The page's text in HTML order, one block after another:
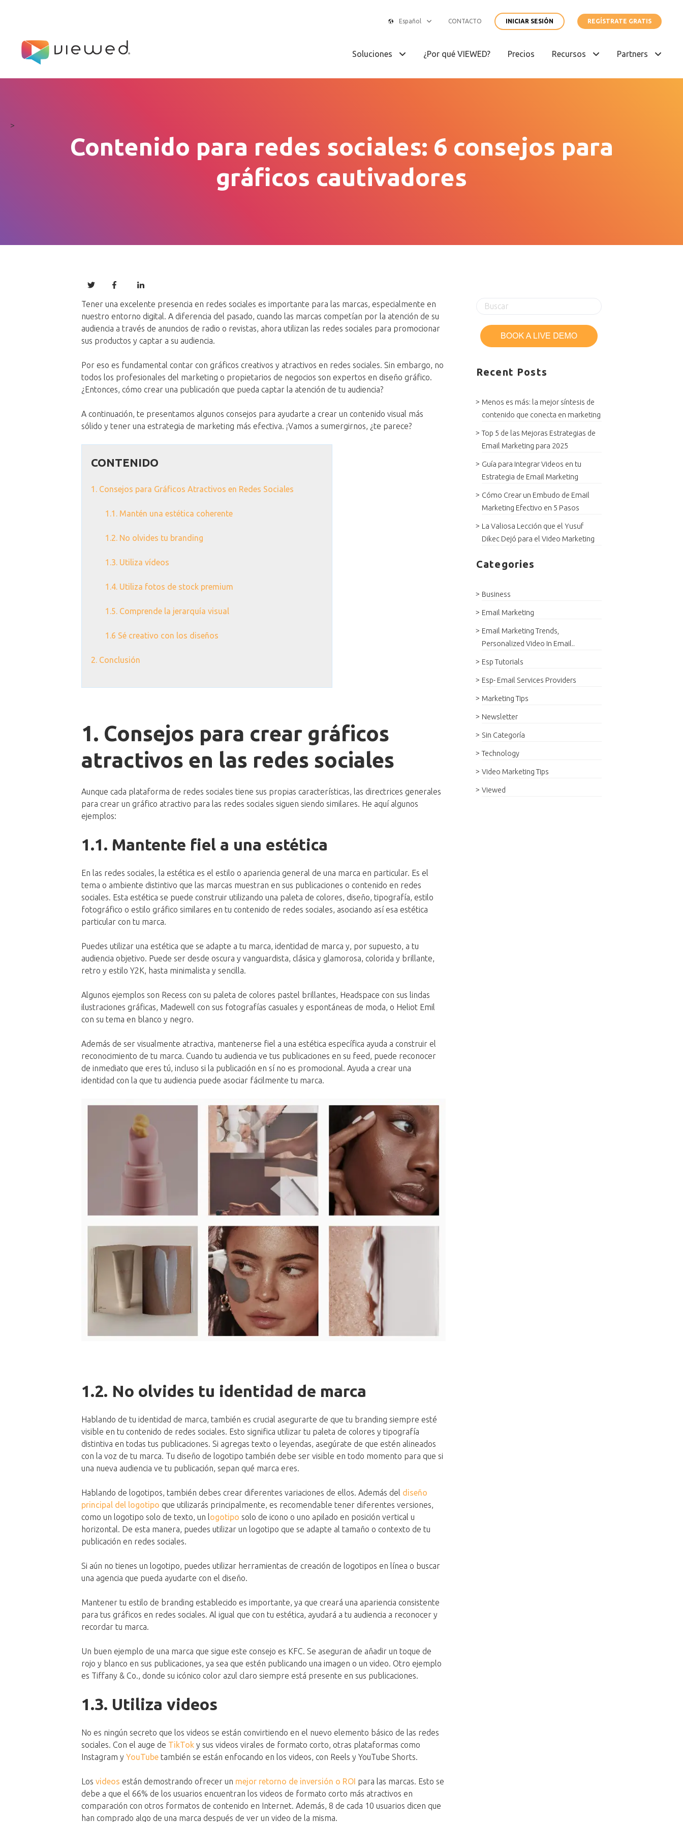
Español CONTACTO INICIAR SESIÓN REGÍSTRATE GRATIS
Soluciones ¿Por qué VIEWED? Precios Recursos Partners
>
Contenido para redes sociales: 6 consejos para
gráficos cautivadores
Tener una excelente presencia en redes sociales es importante para las marcas, especialmente en
nuestro entorno digital. A diferencia del pasado, cuando las marcas competían por la atención de su
audiencia a través de anuncios de radio o revistas, ahora utilizan las redes sociales para promocionar
sus productos y captar a su audiencia.
Por eso es fundamental contar con gráficos creativos y atractivos en redes sociales. Sin embargo, no
todos los profesionales del marketing o propietarios de negocios son expertos en diseño gráfico.
¿Entonces, cómo crear una publicación que pueda captar la atención de tu audiencia?
A continuación, te presentamos algunos consejos para ayudarte a crear un contenido visual más
sólido y tener una estrategia de marketing más efectiva. ¡Vamos a sumergirnos, ¿te parece?
CONTENIDO
1. Consejos para Gráficos Atractivos en Redes Sociales
1.1. Mantén una estética coherente
1.2. No olvides tu branding
1.3. Utiliza vídeos
1.4. Utiliza fotos de stock premium
1.5. Comprende la jerarquía visual
1.6 Sé creativo con los diseños
2. Conclusión
1. Consejos para crear gráficos
atractivos en las redes sociales
Aunque cada plataforma de redes sociales tiene sus propias características, las directrices generales
para crear un gráfico atractivo para las redes sociales siguen siendo similares. He aquí algunos
ejemplos:
1.1. Mantente fiel a una estética
En las redes sociales, la estética es el estilo o apariencia general de una marca en particular. Es el
tema o ambiente distintivo que las marcas muestran en sus publicaciones o contenido en redes
sociales. Esta estética se puede construir utilizando una paleta de colores, diseño, tipografía, estilo
fotográfico o estilo gráfico similares en tu contenido de redes sociales, asociando así esa estética
particular con tu marca.
Puedes utilizar una estética que se adapte a tu marca, identidad de marca y, por supuesto, a tu
audiencia objetivo. Puede ser desde oscura y vanguardista, clásica y glamorosa, colorida y brillante,
retro y estilo Y2K, hasta minimalista y sencilla.
Algunos ejemplos son Recess con su paleta de colores pastel brillantes, Headspace con sus lindas
ilustraciones gráficas, Madewell con sus fotografías casuales y espontáneas de moda, o Heliot Emil
con su tema en blanco y negro.
Además de ser visualmente atractiva, mantenerse fiel a una estética específica ayuda a construir el
reconocimiento de tu marca. Cuando tu audiencia ve tus publicaciones en su feed, puede reconocer
de inmediato que eres tú, incluso si la publicación en sí no es promocional. Ayuda a crear una
identidad con la que tu audiencia puede asociar fácilmente tu marca.
1.2. No olvides tu identidad de marca
Hablando de tu identidad de marca, también es crucial asegurarte de que tu branding siempre esté
visible en tu contenido de redes sociales. Esto significa utilizar tu paleta de colores y tipografía
distintiva en todas tus publicaciones. Si agregas texto o leyendas, asegúrate de que estén alineados
con la voz de tu marca. Tu diseño de logotipo también debe ser visible en todo momento para que si
una nueva audiencia ve tu publicación, sepan qué marca eres.
Hablando de logotipos, también debes crear diferentes variaciones de ellos. Además del diseño
principal del logotipo que utilizarás principalmente, es recomendable tener diferentes versiones,
como un logotipo solo de texto, un logotipo solo de icono o uno apilado en posición vertical u
horizontal. De esta manera, puedes utilizar un logotipo que se adapte al tamaño o contexto de tu
publicación en redes sociales.
Si aún no tienes un logotipo, puedes utilizar herramientas de creación de logotipos en línea o buscar
una agencia que pueda ayudarte con el diseño.
Mantener tu estilo de branding establecido es importante, ya que creará una apariencia consistente
para tus gráficos en redes sociales. Al igual que con tu estética, ayudará a tu audiencia a reconocer y
recordar tu marca.
Un buen ejemplo de una marca que sigue este consejo es KFC. Se aseguran de añadir un toque de
rojo y blanco en sus publicaciones, ya sea que estén publicando una imagen o un video. Otro ejemplo
es Tiffany & Co., donde su icónico color azul claro siempre está presente en sus publicaciones.
1.3. Utiliza videos
No es ningún secreto que los videos se están convirtiendo en el nuevo elemento básico de las redes
sociales. Con el auge de TikTok y sus videos virales de formato corto, otras plataformas como
Instagram y YouTube también se están enfocando en los videos, con Reels y YouTube Shorts.
Los videos están demostrando ofrecer un mejor retorno de inversión o ROI para las marcas. Esto se
debe a que el 66% de los usuarios encuentran los videos de formato corto más atractivos en
comparación con otros formatos de contenido en Internet. Además, 8 de cada 10 usuarios dicen que
han comprado algo de una marca después de ver un video de la misma.
Recent Posts
Menos es más: la mejor síntesis de
contenido que conecta en marketing
Top 5 de las Mejoras Estrategias de
Email Marketing para 2025
Guía para Integrar Videos en tu
Estrategia de Email Marketing
Cómo Crear un Embudo de Email
Marketing Efectivo en 5 Pasos
La Valiosa Lección que el Yusuf
Dikec Dejó para el Video Marketing
Categories
Business
Email Marketing
Email Marketing Trends,
Personalized Video In Email..
Esp Tutorials
Esp- Email Services Providers
Marketing Tips
Newsletter
Sin Categoría
Technology
Video Marketing Tips
Viewed